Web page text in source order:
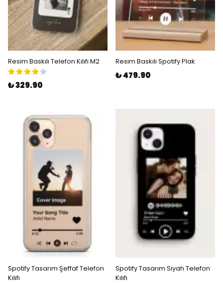
Resim Baskılı Telefon Kılıfı M2
₺ 329.90
Resim Baskılı Spotify Plak
₺ 479.90
Spotify Tasarım Şeffaf Telefon
Kılıfı
Spotify Tasarım Siyah Telefon
Kılıfı